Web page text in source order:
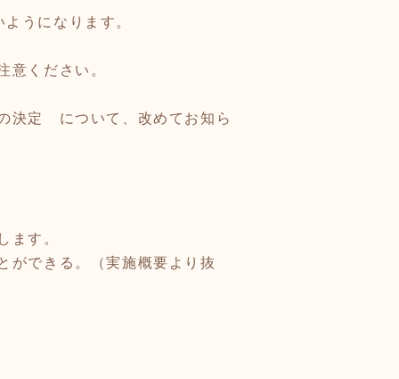
うになります。
意ください。
決定 について、改めてお知ら
ます。
ができる。（実施概要より抜